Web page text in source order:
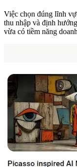
Việc chọn đúng lĩnh
thu nhập và định
vừa có tiềm năng